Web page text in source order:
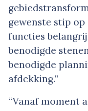
gewenste stip
functies
benodigde
benodigde
afdekking.”
“Vanaf moment